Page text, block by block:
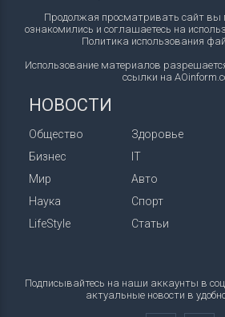
Продолжая просматривать сайт вы
ознакомились и соглашаетесь на
Политика использования
Использование материалов
ссылки на
НОВОСТИ
Общество
Бизнес
Мир
Наука
LifeStyle
Здоровье
IT
Авто
Спорт
Статьи
Подписывайтесь на наши аккаунты в
актуальные новости в